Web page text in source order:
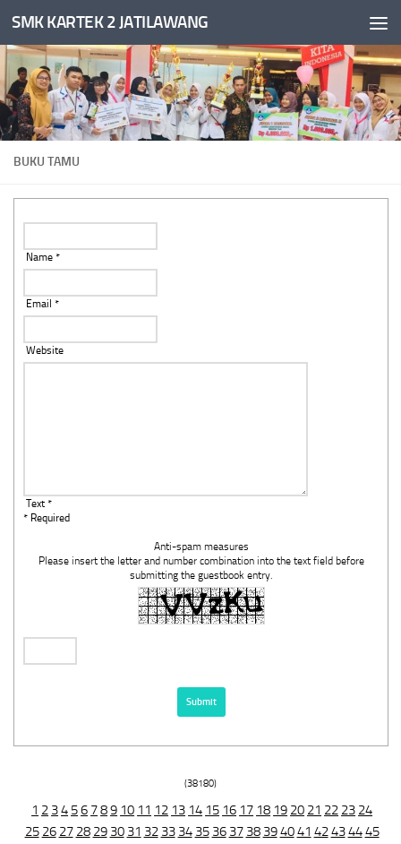
Skip to content
SMK KARTEK 2 JATILAWANG
BUKU TAMU
Name *
Email *
Website
Text *
* Required
Anti-spam measures
Please insert the letter and number combination into the text field before
submitting the guestbook entry.
(38180)
1 2 34 56 789 10 11 12 13 14 15 16 17 18 19 20 21 22 23 24
25 26 27 28 29 30 31 32 33 34 35 36 37 38 394041 42434445